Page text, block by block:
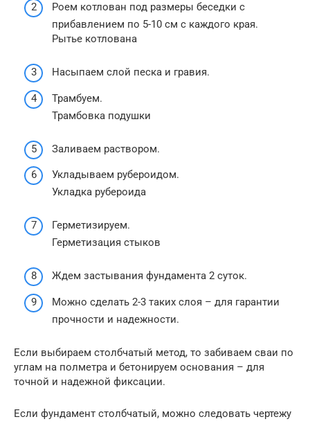
Роем котлован под размеры беседки с
прибавлением по 5-10 см с каждого края.
Рытье котлована
Насыпаем слой песка и гравия.
Трамбуем.
Трамбовка подушки
Заливаем раствором.
Укладываем рубероидом.
Укладка рубероида
Герметизируем.
Герметизация стыков
Ждем застывания фундамента 2 суток.
Можно сделать 2-3 таких слоя – для гарантии
прочности и надежности.
Если выбираем столбчатый метод, то забиваем сваи по
углам на полметра и бетонируем основания – для
точной и надежной фиксации.
Если фундамент столбчатый, можно следовать чертежу